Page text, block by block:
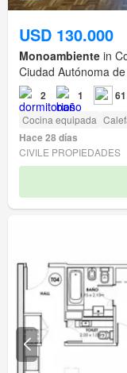
USD 130.000
Monoambiente in
Ciudad Autónoma
2 1
Cocina equipada
Hace 28 días
CIVILE PROPIEDADES